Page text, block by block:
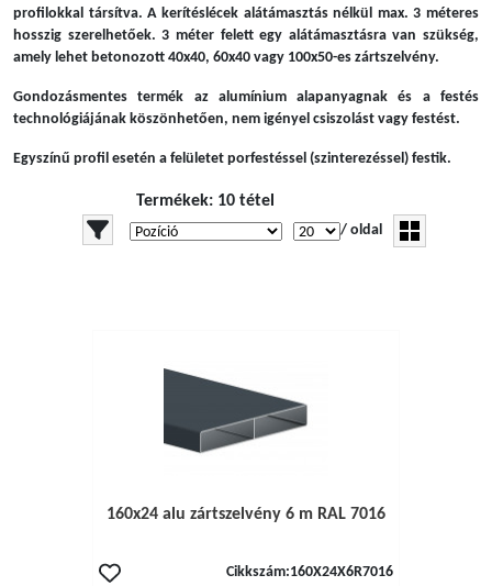
profilokkal társítva. A kerítéslécek alátámasztás nélkül max. 3 méteres
hosszig szerelhetőek. 3 méter felett egy alátámasztásra van szükség,
amely lehet betonozott 40x40, 60x40 vagy 100x50-es zártszelvény.
Gondozásmentes termék az alumínium alapanyagnak és a festés
technológiájának köszönhetően, nem igényel csiszolást vagy festést.
Egyszínű profil esetén a felületet porfestéssel (szinterezéssel) festik.
Termékek: 10 tétel
/ oldal
160x24 alu zártszelvény 6 m RAL 7016
Cikkszám:160X24X6R7016